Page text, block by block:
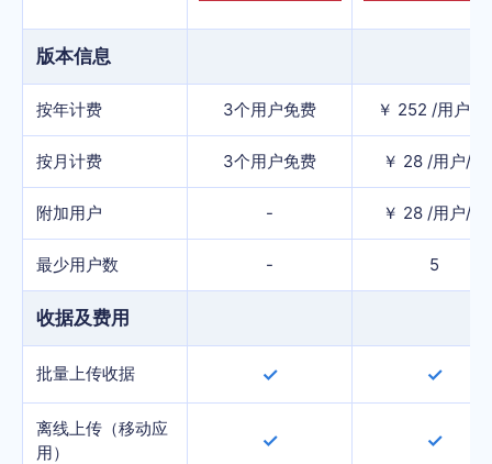
版本信息
按年计费 3个用户免费 ￥ 252 /用户/年
按月计费 3个用户免费 ￥ 28 /用户/月
附加用户 - ￥ 28 /用户/月
最少用户数 - 5
收据及费用
批量上传收据 ✓ ✓
离线上传（移动应
用）
✓ ✓